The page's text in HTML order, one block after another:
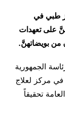
طبي في
على تعهدات
من بويضاتهنَّ.
الجمهورية
مركز لعلاج
تحقيقاً